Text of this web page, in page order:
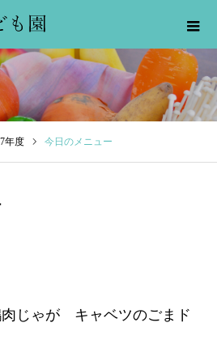
年度 今日のメニュー
じゃが キャベツのごまド